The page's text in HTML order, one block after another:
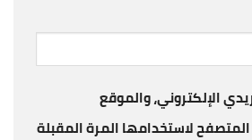
الإلكتروني، والموقع
لاستخدامها المرة المقبلة